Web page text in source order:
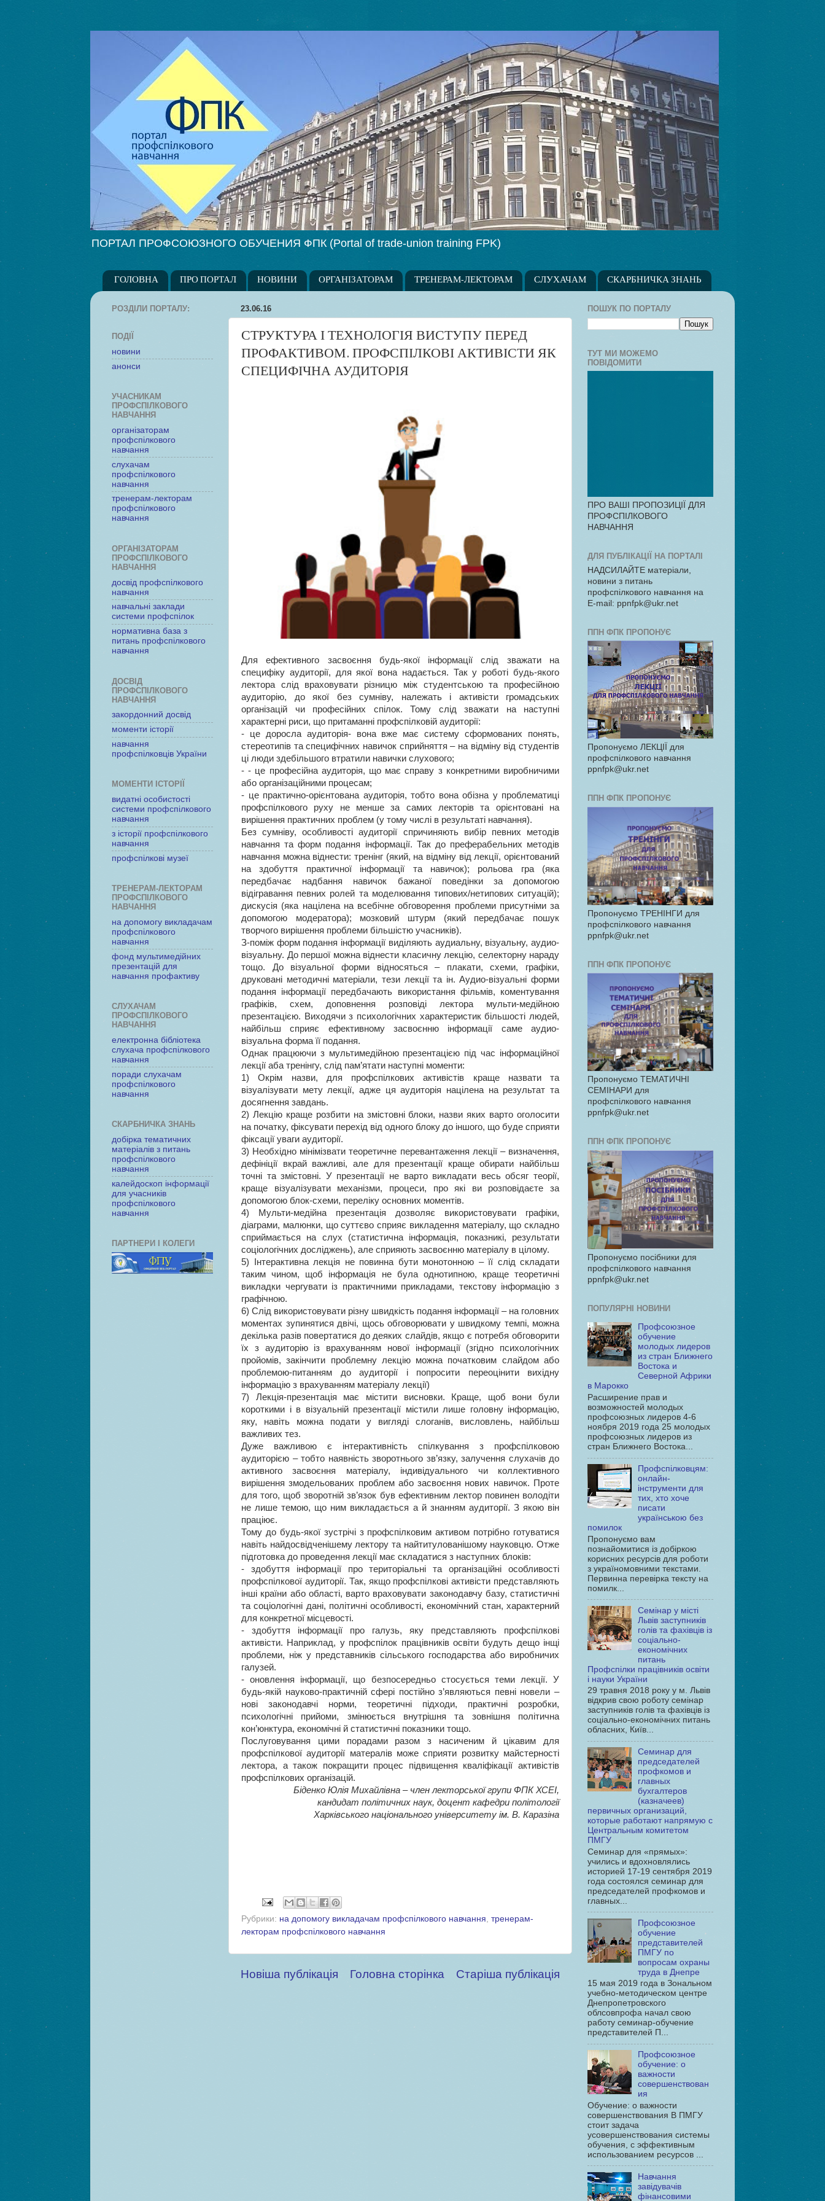
ПОРТАЛ ПРОФСОЮЗНОГО ОБУЧЕНИЯ ФПК (Portal of trade-union training FPK)
ГОЛОВНА ПРО ПОРТАЛ НОВИНИ ОРГАНІЗАТОРАМ ТРЕНЕРАМ-ЛЕКТОРАМ СЛУХАЧАМ СКАРБНИЧКА ЗНАНЬ
23.06.16
СТРУКТУРА І ТЕХНОЛОГІЯ ВИСТУПУ ПЕРЕД
ПРОФАКТИВОМ. ПРОФСПІЛКОВІ АКТИВІСТИ ЯК
СПЕЦИФІЧНА АУДИТОРІЯ
Для ефективного засвоєння будь-якої інформації слід зважати на
специфіку аудиторії, для якої вона надається. Так у роботі будь-якого
лектора слід враховувати різницю між студентською та професійною
аудиторію, до якої без сумніву, належать і активісти громадських
організацій чи професійних спілок. Тому слід зважати на наступні
характерні риси, що притаманні профспілковій аудиторії:
- це доросла аудиторія- вона вже має систему сформованих понять,
стереотипів та специфічних навичок сприйняття – на відміну від студентів
ці люди здебільшого втратили навички слухового;
- - це професійна аудиторія, що має справу з конкретними виробничими
або організаційними процесам;
- це практично-орієнтована аудиторія, тобто вона обізна у проблематиці
профспілкового руху не менше за самих лекторів та орієнтовані на
вирішення практичних проблем (у тому числі в результаті навчання).
Без сумніву, особливості аудиторії спричиняють вибір певних методів
навчання та форм подання інформації. Так до преферабельних методів
навчання можна віднести: тренінг (який, на відміну від лекції, орієнтований
на здобуття практичної інформації та навичок); рольова гра (яка
передбачає надбання навичок бажаної поведінки за допомогою
відігравання певних ролей та моделювання типових/нетипових ситуацій);
дискусія (яка націлена на всебічне обговорення проблеми присутніми за
допомогою модератора); мозковий штурм (який передбачає пошук
творчого вирішення проблеми більшістю учасників).
З-поміж форм подання інформації виділяють аудиальну, візуальну, аудио-
візуальну. До першої можна віднести класичну лекцію, селекторну нараду
тощо. До візуальної форми відносяться – плакати, схеми, графіки,
друковані методичні матеріали, тези лекції та ін. Аудио-візуальні форми
подання інформації передбачають використання фільмів, коментування
графіків, схем, доповнення розповіді лектора мульти-медійною
презентацією. Виходячи з психологічних характеристик більшості людей,
найбільш сприяє ефективному засвоєнню інформації саме аудио-
візуальна форма її подання.
Однак працюючи з мультимедійною презентацією під час інформаційної
лекції аба тренінгу, слід пам’ятати наступні моменти:
1) Окрім назви, для профспілкових активістів краще назвати та
візуалізувати мету лекції, адже ця аудиторія націлена на результат та
досягнення завдань.
2) Лекцію краще розбити на змістовні блоки, назви яких варто оголосити
на початку, фіксувати перехід від одного блоку до іншого, що буде сприяти
фіксації уваги аудиторії.
3) Необхідно мінімізвати теоретичне перевантаження лекції – визначення,
дефініції вкрай важливі, але для презентації краще обирати найбільш
точні та змістовні. У презентації не варто викладати весь обсяг теорії,
краще візуалізувати механізми, процеси, про які ви розповідаєте за
допомогою блок-схеми, переліку основних моментів.
4) Мульти-медійна презентація дозволяє використовувати графіки,
діаграми, малюнки, що суттєво сприяє викладення матеріалу, що складно
сприймається на слух (статистична інформація, показникі, результати
соціологічних досліджень), але сприяють засвоєнню матеріалу в цілому.
5) Інтерактивна лекція не повинна бути монотонною – її слід складати
таким чином, щоб інформація не була однотипною, краще теоретичні
викладки чергувати із практичними прикладами, текстову інформацію з
графічною.
6) Слід використовувати різну швидкість подання інформації – на головних
моментах зупинятися двічі, щось обговорювати у швидкому темпі, можна
декілька разів повертатися до деяких слайдів, якщо є потребя обговорити
їх з аудиторію із врахуванням нової інформації (згідно психологічних
пройомів, закінчити проблемну лекцію можна початковим слайдом або
проблемою-питанням до аудиторії і попросити переоцінити вихідну
інформацію з врахуванням матеріалу лекції)
7) Лекція-презентація має містити висновки. Краще, щоб вони були
короткими і в візуальній презентації містили лише головну інформацію,
яку, навіть можна подати у вигляді слоганів, висловлень, найбільш
важливих тез.
Дуже важливою є інтерактивність спілкування з профспілковою
аудиторією – тобто наявність зворотнього зв’язку, залучення слухачів до
активного засвоєння матеріалу, індивідуального чи коллективного
вирішення змодельованих проблем або засвоєння нових навичок. Проте
для того, щоб зворотній зв’язок був ефективним лектор повинен володіти
не лише темою, що ним викладається а й знанням аудиторії. З якою він
праціює.
Тому до будь-якої зустрічі з профспілковим активом потрібно готуватися
навіть найдосвідченішему лектору та найтитулованішому науковцю. Отже
підготовка до проведення лекції має складатися з наступних блоків:
- здобуття інформації про територіальні та організаційні особливості
профспілкової аудиторії. Так, якщо профспілкові активісти представляють
інші країни або області, варто враховувати законодавчу базу, статистичні
та соціологічні дані, політичні особливості, економічний стан, характерний
для конкретної місцевості.
- здобуття інформації про галузь, яку представляють профспілкові
активісти. Наприклад, у профспілок працівників освіти будуть дещо інщі
проблеми, ніж у представників сільського господарства або виробничих
галузей.
- оновлення інформації, що безпосередньо стосується теми лекції. У
будь-якій науково-практичній сфері постійно з’являються певні новели –
нові законодавчі норми, теоретичні підходи, практичні розробки,
психологічні прийоми, змінюється внутрішня та зовнішня політична
кон’юнктура, економічні й статистичні показники тощо.
Послуговування цими порадами разом з насиченим й цікавим для
профспілкової аудиторії матералів може сприяти розвитку майстерності
лектора, а також покращити процес підвищення кваліфікації активістів
профспілкових організацій.
Біденко Юлія Михайлівна – член лекторської групи ФПК ХСЕІ,
кандидат політичних наук, доцент кафедри політології
Харківського національного університету ім. В. Каразіна
Рубрики: на допомогу викладачам профспілкового навчання, тренерам-
лекторам профспілкового навчання
Новіша публікація Старіша публікація
Головна сторінка
РОЗДІЛИ ПОРТАЛУ:
ПОДІЇ
новини
анонси
УЧАСНИКАМ
ПРОФСПІЛКОВОГО
НАВЧАННЯ
організаторам
профспілкового
навчання
слухачам
профспілкового
навчання
тренерам-лекторам
профспілкового
навчання
ОРГАНІЗАТОРАМ
ПРОФСПІЛКОВОГО
НАВЧАННЯ
досвід профспілкового
навчання
навчальні заклади
системи профспілок
нормативна база з
питань профспілкового
навчання
ДОСВІД
ПРОФСПІЛКОВОГО
НАВЧАННЯ
закордонний досвід
моменти історії
навчання
профспілковців України
МОМЕНТИ ІСТОРІЇ
видатні особистості
системи профспілкового
навчання
з історії профспілкового
навчання
профспілкові музеї
ТРЕНЕРАМ-ЛЕКТОРАМ
ПРОФСПІЛКОВОГО
НАВЧАННЯ
на допомогу викладачам
профспілкового
навчання
фонд мультимедійних
презентацій для
навчання профактиву
СЛУХАЧАМ
ПРОФСПІЛКОВОГО
НАВЧАННЯ
електронна бібліотека
слухача профспілкового
навчання
поради слухачам
профспілкового
навчання
СКАРБНИЧКА ЗНАНЬ
добірка тематичних
матеріалів з питань
профспілкового
навчання
калейдоскоп інформації
для учасників
профспілкового
навчання
ПАРТНЕРИ І КОЛЕГИ
ПОШУК ПО ПОРТАЛУ
ТУТ МИ МОЖЕМО
ПОВІДОМИТИ
ПРО ВАШІ ПРОПОЗИЦІЇ ДЛЯ
ПРОФСПІЛКОВОГО
НАВЧАННЯ
ДЛЯ ПУБЛІКАЦІЇ НА ПОРТАЛІ
НАДСИЛАЙТЕ матеріали,
новини з питань
профспілкового навчання на
E-mail: ppnfpk@ukr.net
ППН ФПК ПРОПОНУЄ
Пропонуємо ЛЕКЦІЇ для
профспілкового навчання
ppnfpk@ukr.net
ППН ФПК ПРОПОНУЄ
Пропонуємо ТРЕНІНГИ для
профспілкового навчання
ppnfpk@ukr.net
ППН ФПК ПРОПОНУЄ
Пропонуємо ТЕМАТИЧНІ
СЕМІНАРИ для
профспілкового навчання
ppnfpk@ukr.net
ППН ФПК ПРОПОНУЄ
Пропонуємо посібники для
профспілкового навчання
ppnfpk@ukr.net
ПОПУЛЯРНІ НОВИНИ
Профсоюзное
обучение
молодых лидеров
из стран Ближнего
Востока и
Северной Африки
в Марокко
Расширение прав и
возможностей молодых
профсоюзных лидеров 4-6
ноября 2019 года 25 молодых
профсоюзных лидеров из
стран Ближнего Востока...
Профспілковцям:
онлайн-
інструменти для
тих, хто хоче
писати
українською без
помилок
Пропонуємо вам
познайомитися із добіркою
корисних ресурсів для роботи
з україномовними текстами.
Первинна перевірка тексту на
помилк...
Семінар у місті
Львів заступників
голів та фахівців із
соціально-
економічних
питань
Профспілки працівників освіти
і науки України
29 травня 2018 року у м. Львів
відкрив свою роботу семінар
заступників голів та фахівців із
соціально-економічних питань
обласних, Київ...
Семинар для
председателей
профкомов и
главных
бухгалтеров
(казначеев)
первичных организаций,
которые работают напрямую с
Центральным комитетом
ПМГУ
Семинар для «прямых»:
учились и вдохновлялись
историей 17-19 сентября 2019
года состоялся семинар для
председателей профкомов и
главных...
Профсоюзное
обучение
представителей
ПМГУ по
вопросам охраны
труда в Днепре
15 мая 2019 года в Зональном
учебно-методическом центре
Днепропетровского
облсовпрофа начал свою
работу семинар-обучение
представителей П...
Профсоюзное
обучение: о
важности
совершенствован
ия
Обучение: о важности
совершенствования В ПМГУ
стоит задача
усовершенствования системы
обучения, с эффективным
использованием ресурсов ...
Навчання
завідувачів
фінансовими